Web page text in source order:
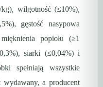
wilgotność (≤10%),
gęstość nasypowa
popiołu (≥1
siarki (≤0,04%) i
spełniają wszystkie
a producent